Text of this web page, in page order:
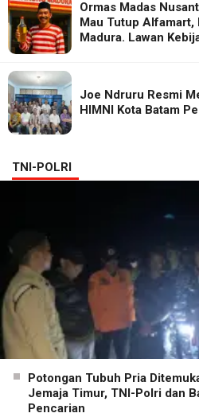
Ormas Madas
Mau Tutup Alfamart,
Madura. Lawan
Joe Ndruru Resmi
HIMNI Kota Batam
TNI-POLRI
Potongan Tubuh Pria
Jemaja Timur, TNI-Polri dan
Pencarian